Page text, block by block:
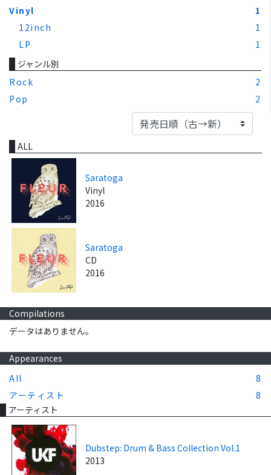
Vinyl
1
12inch
1
LP
1
ジャンル別
Rock
2
Pop
2
ALL
Saratoga
Vinyl
2016
Saratoga
CD
2016
Compilations
データはありません。
Appearances
All
8
アーティスト
8
アーティスト
Dubstep: Drum & Bass Collection Vol.1
2013